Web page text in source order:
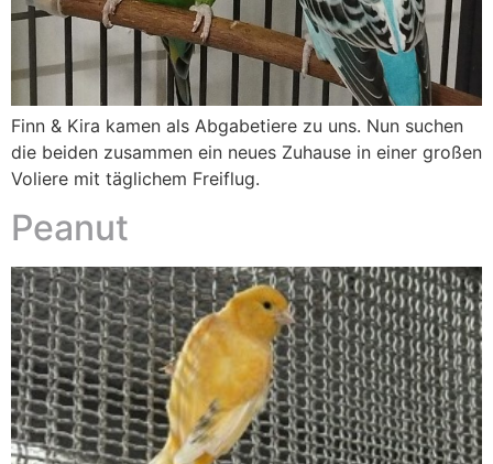
Finn & Kira kamen als Abgabetiere zu uns. Nun suchen
die beiden zusammen ein neues Zuhause in einer großen
Voliere mit täglichem Freiflug.
Peanut